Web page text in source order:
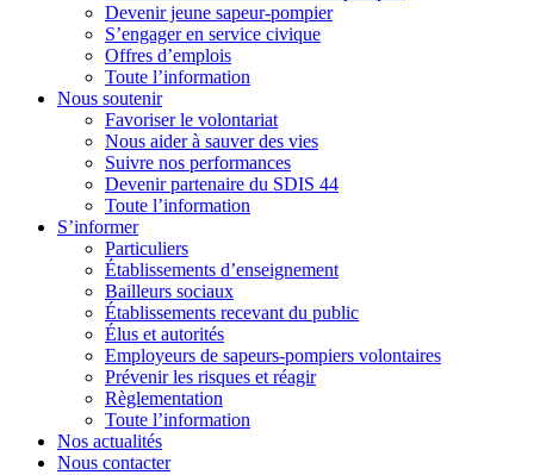
Devenir jeune sapeur-pompier
S’engager en service civique
Offres d’emplois
Toute l’information
Nous soutenir
Favoriser le volontariat
Nous aider à sauver des vies
Suivre nos performances
Devenir partenaire du SDIS 44
Toute l’information
S’informer
Particuliers
Établissements d’enseignement
Bailleurs sociaux
Établissements recevant du public
Élus et autorités
Employeurs de sapeurs-pompiers volontaires
Prévenir les risques et réagir
Règlementation
Toute l’information
Nos actualités
Nous contacter